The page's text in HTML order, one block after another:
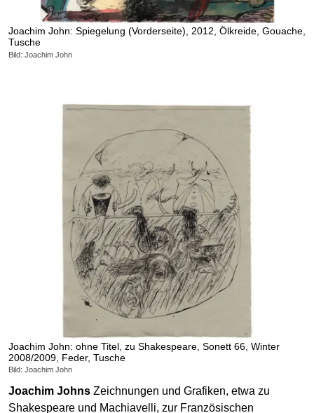
Joachim John: Spiegelung (Vorderseite), 2012, Ölkreide, Gouache,
Tusche
Bild: Joachim John
Joachim John: ohne Titel, zu Shakespeare, Sonett 66, Winter
2008/2009, Feder, Tusche
Bild: Joachim John
Joachim Johns Zeichnungen und Grafiken, etwa zu
Shakespeare und Machiavelli, zur Französischen